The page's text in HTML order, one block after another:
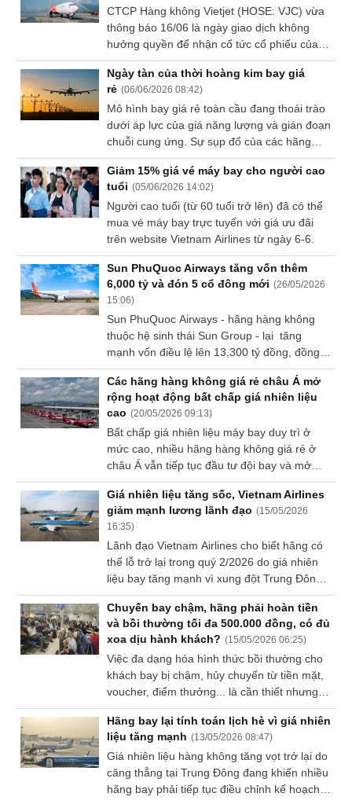
CTCP Hàng không Vietjet (HOSE: VJC) vừa
thông báo 16/06 là ngày giao dịch không
hưởng quyền để nhận cổ tức cổ phiếu của
năm 2025.
Ngày tàn của thời hoàng kim bay giá
rẻ (06/06/2026 08:42)
Mô hình bay giá rẻ toàn cầu đang thoái trào
dưới áp lực của giá năng lượng và gián đoạn
chuỗi cung ứng. Sự sụp đổ của các hãng
hàng không siêu rẻ tại Mỹ phản ánh thực tế
khắc nghiệt về chi phí vận hành tăng vọt
trong năm 2026. Khi nguồn cung tàu bay
mới bị bóp nghẹt bởi các điểm nghẽn
thượng nguồn, thiết kế cabin buộc phải thay
đổi để tối ưu hóa không gian sàn.
Giảm 15% giá vé máy bay cho người cao
tuổi (05/06/2026 14:02)
Người cao tuổi (từ 60 tuổi trở lên) đã có thể
mua vé máy bay trực tuyến với giá ưu đãi
trên website Vietnam Airlines từ ngày 6-6.
Sun PhuQuoc Airways tăng vốn thêm
6,000 tỷ và đón 5 cổ đông mới (26/05/2026
15:06)
Sun PhuQuoc Airways - hãng hàng không
thuộc hệ sinh thái Sun Group - lại tăng
mạnh vốn điều lệ lên 13,300 tỷ đồng, đồng
thời đón thêm nhiều cổ đông mới trong cùng
hệ sinh thái Sun Group.
Các hãng hàng không giá rẻ châu Á mở
rộng hoạt động bất chấp giá nhiên liệu
cao (20/05/2026 09:13)
Bất chấp giá nhiên liệu máy bay duy trì ở
mức cao, nhiều hãng hàng không giá rẻ ở
châu Á vẫn tiếp tục đầu tư đội bay và mở
tuyến bay mới nhằm tận dụng nhu cầu đi lại
đang phục hồi.
Giá nhiên liệu tăng sốc, Vietnam Airlines
giảm mạnh lương lãnh đạo (15/05/2026
16:35)
Lãnh đạo Vietnam Airlines cho biết hãng có
thể lỗ trở lại trong quý 2/2026 do giá nhiên
liệu bay tăng mạnh vì xung đột Trung Đông,
buộc Doanh nghiệp phải tái áp dụng hàng
loạt biện pháp “thắt lưng buộc bụng” từng
triển khai thời COVID-19.
Chuyến bay chậm, hãng phải hoàn tiền
và bồi thường tối đa 500.000 đồng, có đủ
xoa dịu hành khách? (15/05/2026 06:25)
Việc đa dạng hóa hình thức bồi thường cho
khách bay bị chậm, hủy chuyến từ tiền mặt,
voucher, điểm thưởng... là cần thiết nhưng
để khách chọn
Hãng bay lại tính toán lịch hè vì giá nhiên
liệu tăng mạnh (13/05/2026 08:47)
Giá nhiên liệu hàng không tăng vọt trở lại do
căng thẳng tại Trung Đông đang khiến nhiều
hãng bay phải tiếp tục điều chỉnh kế hoạch
viết
của
(-)
Báo
tích
(-)
Thuật
(-)
Dịch
vụ
Đào
tạo
tài
chính
cụ
đầu
tư
thông
tài
chính